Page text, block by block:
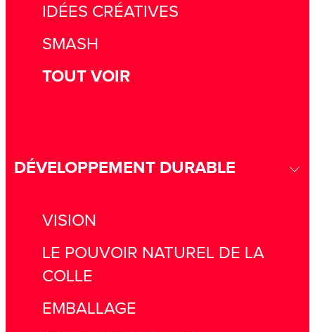
IDÉES CRÉATIVES
SMASH
TOUT VOIR
DÉVELOPPEMENT DURABLE
VISION
LE POUVOIR NATUREL DE LA
COLLE
EMBALLAGE